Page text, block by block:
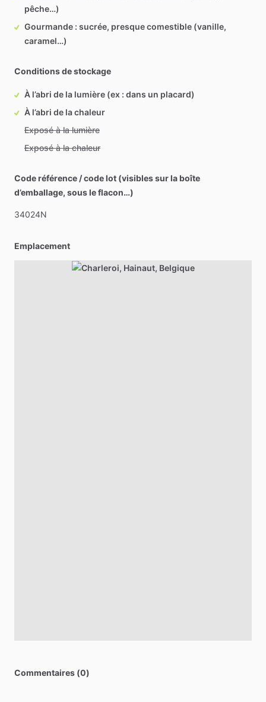
pêche…)
Gourmande : sucrée, presque comestible (vanille,
caramel…)
Conditions de stockage
À l’abri de la lumière (ex : dans un placard)
À l’abri de la chaleur
Exposé à la lumière
Exposé à la chaleur
Code référence / code lot (visibles sur la boîte
d’emballage, sous le flacon…)
34024N
Emplacement
Commentaires (0)